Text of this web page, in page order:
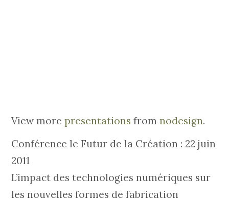
View morepresentations fromnodesign.
Conférence le Futur de la Création : 22 juin
2011
L’impact des technologies numériques sur
les nouvelles formes de fabrication